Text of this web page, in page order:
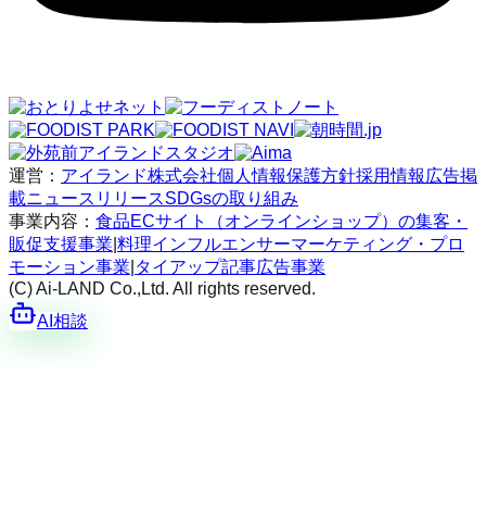
運営： アイランド株式会社個人情報保護方針採用情報 広告掲
載ニュースリリースSDGsの取り組み
事業内容： 食品ECサイト（オンラインショップ）の集客・
販促支援事業 料理インフルエンサーマーケティング・プロ
モーション事業 タイアップ記事広告事業
(C) Ai-LAND Co.,Ltd. All rights reserved.
AI相談